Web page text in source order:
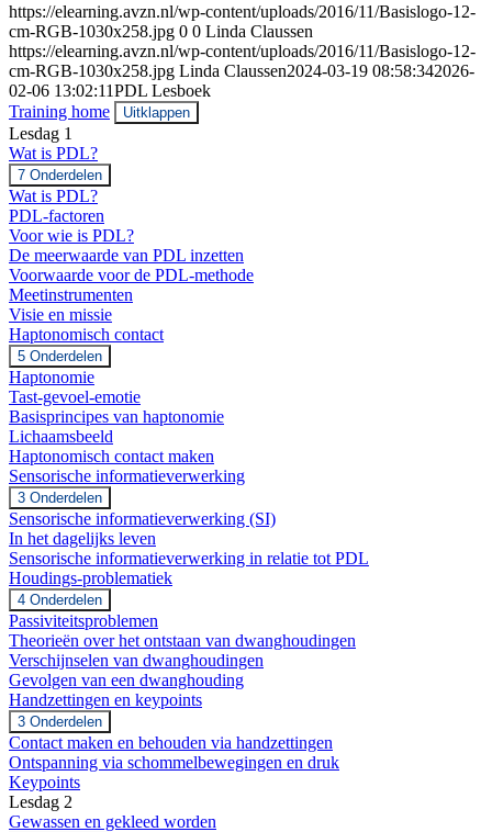
https://elearning.avzn.nl/wp-content/uploads/2016/11/Basislogo-12-
cm-RGB-1030x258.jpg 0 0 Linda Claussen
https://elearning.avzn.nl/wp-content/uploads/2016/11/Basislogo-12-
cm-RGB-1030x258.jpg Linda Claussen2024-03-19 08:58:342026-
02-06 13:02:11PDL Lesboek
Training home
Uitklappen
Hoofdstukken
Lesdag 1
Wat is PDL?
Uitbreiden
Wat
is
PDL?
7 Onderdelen
Wat is PDL?
PDL-factoren
Voor wie is PDL?
De meerwaarde van PDL inzetten
Voorwaarde voor de PDL-methode
Meetinstrumenten
Visie en missie
Haptonomisch contact
Uitbreiden
Haptonomisch
contact
5 Onderdelen
Haptonomie
Tast-gevoel-emotie
Basisprincipes van haptonomie
Lichaamsbeeld
Haptonomisch contact maken
Sensorische informatieverwerking
Uitbreiden
Sensorische
informatieverwerking
3 Onderdelen
Sensorische informatieverwerking (SI)
In het dagelijks leven
Sensorische informatieverwerking in relatie tot PDL
Houdings-problematiek
Uitbreiden
Houdings-
problematiek
4 Onderdelen
Passiviteitsproblemen
Theorieën over het ontstaan van dwanghoudingen
Verschijnselen van dwanghoudingen
Gevolgen van een dwanghouding
Handzettingen en keypoints
Uitbreiden
Handzettingen
en
keypoints
3 Onderdelen
Contact maken en behouden via handzettingen
Ontspanning via schommelbewegingen en druk
Keypoints
Lesdag 2
Gewassen en gekleed worden